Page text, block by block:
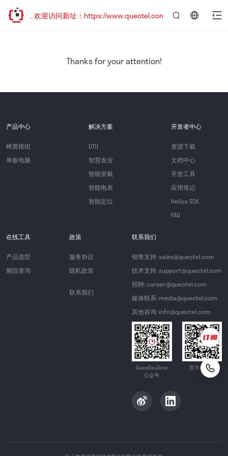
已迁移，欢迎访问新址：https://www.quectel.com.cn
Thanks for your attention!
产品中心
蜂窝模组
单板电脑
解决方案
DTU
智慧农业
智能穿戴
智能电表
智能定位
开发者中心
资源下载
文档中心
开发工具
应用笔记
Helios SDK
FAQ
在线工具
产品选型
频段查询
政策
服务协议
隐私政策
联系我们
联系我们
销售支持: sales@quectel.com
技术支持: support@quectel.com
招聘: career@quectel.com
媒体联系: media@quectel.com
其他咨询: info@quectel.com
QuecDevZone
公众号
官方公众号